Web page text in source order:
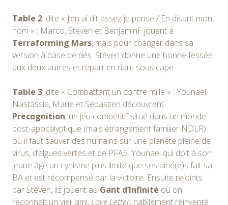
Table 2, dite « J’en ai dit assez je pense / En disant mon
nom » : Marco, Stéven et BenjaminF jouent à
Terraforming Mars, mais pour changer dans sa
version à base de dés. Stéven donne une bonne fessée
aux deux autres et repart en riant sous cape.
Table 3, dite « Combattant un contre mille » : Younaël,
Nastassia, Marie et Sébastien découvrent
Precognition, un jeu compétitif situé dans un monde
post-apocalyptique (mais étrangement familier NDLR)
où il faut sauver des humains sur une planète pleine de
virus, d’algues vertes et de PFAS. Younaël qui doit à son
jeune âge un cynisme plus limité que ses ainé(e)s fait sa
BA et est récompensé par la victoire. Ensuite rejoints
par Stéven, ils jouent au Gant d’Infinité où on
reconnaît un vieil ami,Love Letter, habilement réinventé